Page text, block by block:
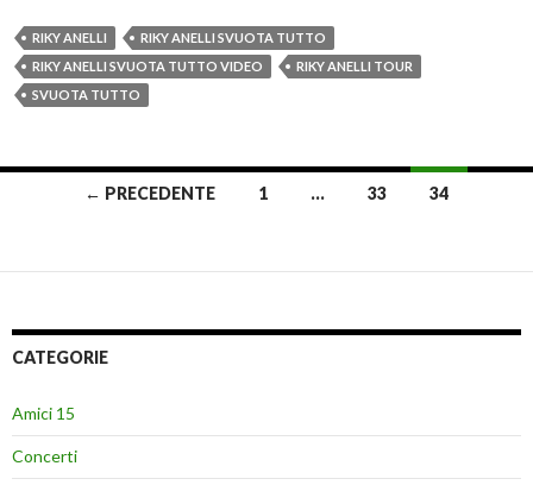
RIKY ANELLI
RIKY ANELLI SVUOTA TUTTO
RIKY ANELLI SVUOTA TUTTO VIDEO
RIKY ANELLI TOUR
SVUOTA TUTTO
Navigazione
← PRECEDENTE 1 … 33 34
CATEGORIE
Amici 15
Concerti